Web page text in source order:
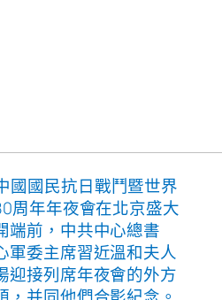
國國民抗日戰鬥暨世界
周年年夜會在北京盛大
端前，中共中心總書
軍委主席習近溫和夫人
迎接列席年夜會的外方